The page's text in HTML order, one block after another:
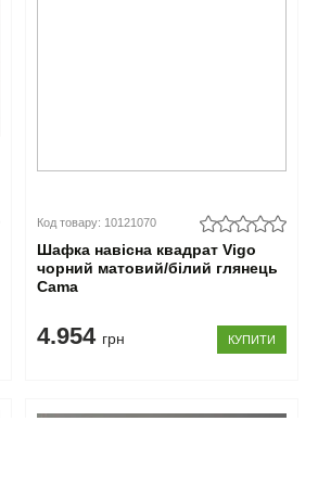
Код товару: 10121070
Шафка навісна квадрат Vigo
чорний матовий/білий глянець
Cama
4.954 грн КУПИТИ